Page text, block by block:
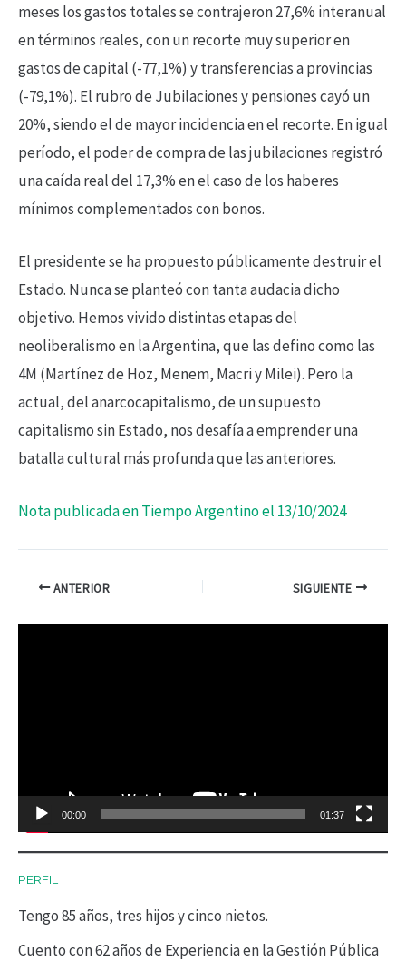
meses los gastos totales se contrajeron 27,6% interanual
en términos reales, con un recorte muy superior en
gastos de capital (-77,1%) y transferencias a provincias
(-79,1%). El rubro de Jubilaciones y pensiones cayó un
20%, siendo el de mayor incidencia en el recorte. En igual
período, el poder de compra de las jubilaciones registró
una caída real del 17,3% en el caso de los haberes
mínimos complementados con bonos.
El presidente se ha propuesto públicamente destruir el
Estado. Nunca se planteó con tanta audacia dicho
objetivo. Hemos vivido distintas etapas del
neoliberalismo en la Argentina, que las defino como las
4M (Martínez de Hoz, Menem, Macri y Milei). Pero la
actual, del anarcocapitalismo, de un supuesto
capitalismo sin Estado, nos desafía a emprender una
batalla cultural más profunda que las anteriores.
Nota publicada en Tiempo Argentino el 13/10/2024
ANTERIOR SIGUIENTE
d
c
t
o
r
00:00 01:37
PERFIL
Tengo 85 años, tres hijos y cinco nietos.
Cuento con 62 años de Experiencia en la Gestión Pública